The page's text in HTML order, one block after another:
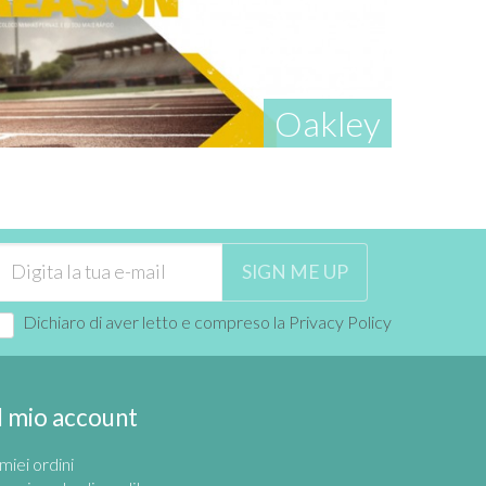
Oakley
SIGN ME UP
Dichiaro di aver letto e compreso la Privacy Policy
mio account
ordini